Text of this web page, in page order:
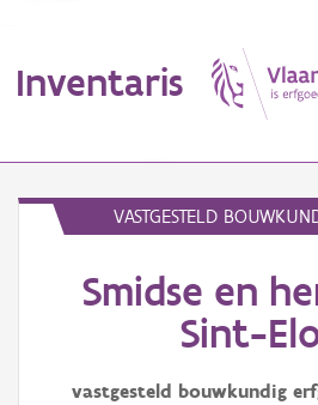
Inventaris
Erfgoedobject
Waarneming
VASTGESTELD
Smidse en
Sint-
vastgesteld bouwkundig